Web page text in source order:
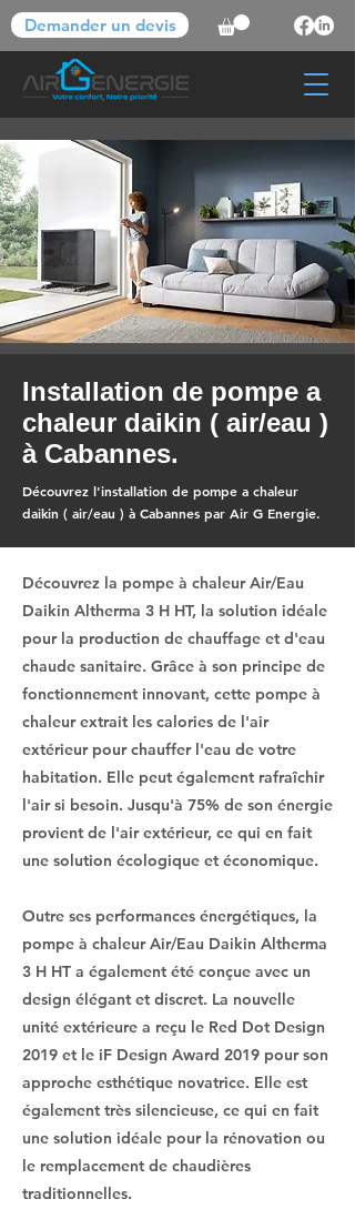
Demander un devis
Installation de pompe a
chaleur daikin ( air/eau )
à Cabannes.
Découvrez l'installation de pompe a chaleur
daikin ( air/eau ) à Cabannes par Air G Energie.
Découvrez la pompe à chaleur Air/Eau
Daikin Altherma 3 H HT, la solution idéale
pour la production de chauffage et d'eau
chaude sanitaire. Grâce à son principe de
fonctionnement innovant, cette pompe à
chaleur extrait les calories de l'air
extérieur pour chauffer l'eau de votre
habitation. Elle peut également rafraîchir
l'air si besoin. Jusqu'à 75% de son énergie
provient de l'air extérieur, ce qui en fait
une solution écologique et économique.
Outre ses performances énergétiques, la
pompe à chaleur Air/Eau Daikin Altherma
3 H HT a également été conçue avec un
design élégant et discret. La nouvelle
unité extérieure a reçu le Red Dot Design
2019 et le iF Design Award 2019 pour son
approche esthétique novatrice. Elle est
également très silencieuse, ce qui en fait
une solution idéale pour la rénovation ou
le remplacement de chaudières
traditionnelles.